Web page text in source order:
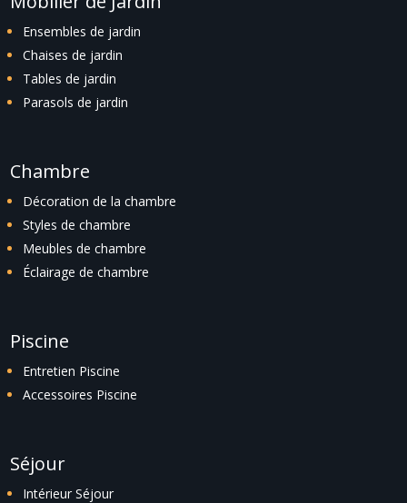
Ensembles de jardin
Chaises de jardin
Tables de jardin
Parasols de jardin
Chambre
Décoration de la chambre
Styles de chambre
Meubles de chambre
Éclairage de chambre
Piscine
Entretien Piscine
Accessoires Piscine
Séjour
Intérieur Séjour